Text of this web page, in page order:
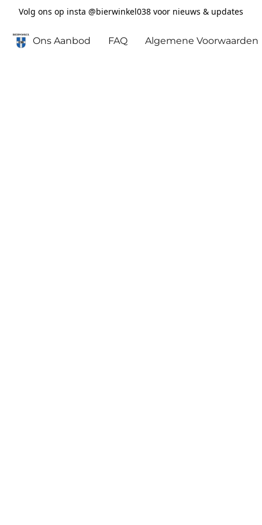
Volg ons op insta @bierwinkel038 voor nieuws & updates
Ons Aanbod FAQ Algemene Voorwaarden